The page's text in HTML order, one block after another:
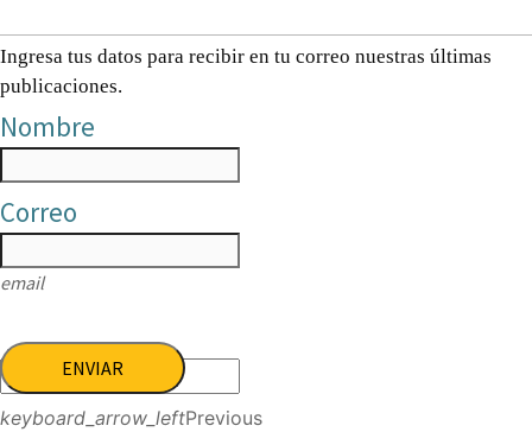
Ingresa tus datos para recibir en tu correo nuestras últimas
publicaciones.
Nombre
Correo
email
ENVIAR
keyboard_arrow_leftPrevious